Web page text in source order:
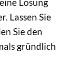
Lassen Sie
Sie den
gründlich